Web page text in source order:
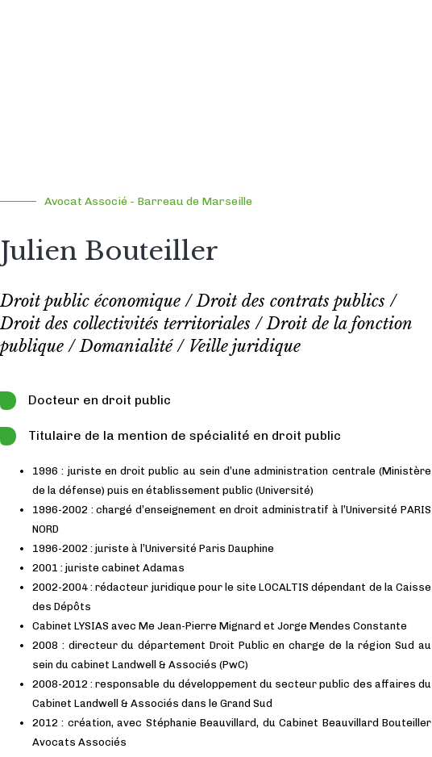
Avocat Associé - Barreau de Marseille
Julien Bouteiller
Droit public économique / Droit des contrats publics /
Droit des collectivités territoriales / Droit de la fonction
publique / Domanialité / Veille juridique
Docteur en droit public
Titulaire de la mention de spécialité en droit public
1996 : juriste en droit public au sein d’une administration centrale (Ministère
de la défense) puis en établissement public (Université)
1996-2002 : chargé d’enseignement en droit administratif à l’Université PARIS
NORD
1996-2002 : juriste à l’Université Paris Dauphine
2001 : juriste cabinet Adamas
2002-2004 : rédacteur juridique pour le site LOCALTIS dépendant de la Caisse
des Dépôts
Cabinet LYSIAS avec Me Jean-Pierre Mignard et Jorge Mendes Constante
2008 : directeur du département Droit Public en charge de la région Sud au
sein du cabinet Landwell & Associés (PwC)
2008-2012 : responsable du développement du secteur public des affaires du
Cabinet Landwell & Associés dans le Grand Sud
2012 : création, avec Stéphanie Beauvillard, du Cabinet Beauvillard Bouteiller
Avocats Associés
Docteur en Droit Public - Paris XIII
1996-2001